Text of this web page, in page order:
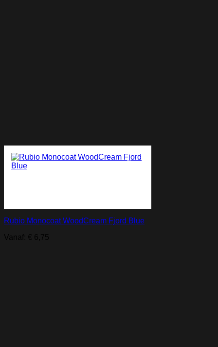
Rubio Monocoat WoodCream Fjord Blue
Vanaf: € 6,75